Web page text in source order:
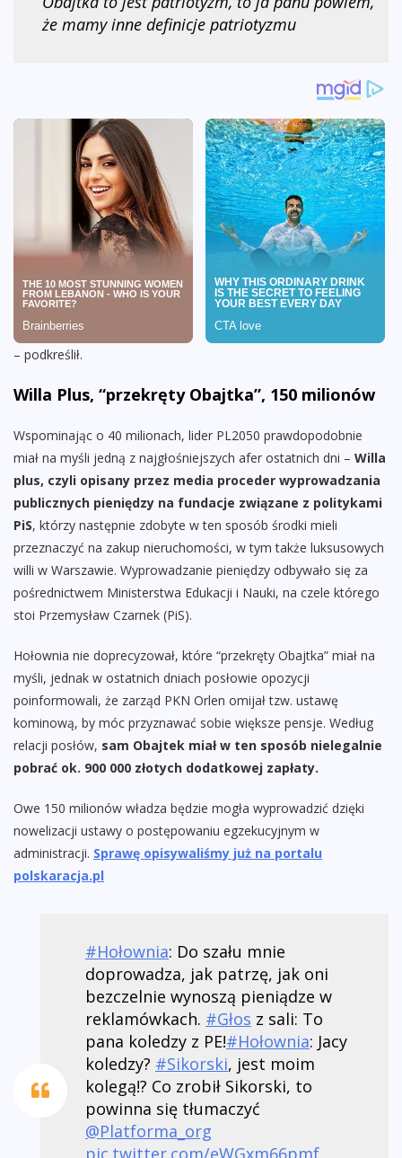
że mamy inne definicje patriotyzmu
– podkreślił.
Willa Plus, “przekręty Obajtka”, 150 milionów
Wspominając o 40 milionach, lider PL2050 prawdopodobnie
miał na myśli jedną z najgłośniejszych afer ostatnich dni – Willa
plus, czyli opisany przez media proceder wyprowadzania
publicznych pieniędzy na fundacje związane z politykami
PiS, którzy następnie zdobyte w ten sposób środki mieli
przeznaczyć na zakup nieruchomości, w tym także luksusowych
willi w Warszawie. Wyprowadzanie pieniędzy odbywało się za
pośrednictwem Ministerstwa Edukacji i Nauki, na czele którego
stoi Przemysław Czarnek (PiS).
Hołownia nie doprecyzował, które “przekręty Obajtka” miał na
myśli, jednak w ostatnich dniach posłowie opozycji
poinformowali, że zarząd PKN Orlen omijał tzw. ustawę
kominową, by móc przyznawać sobie większe pensje. Według
relacji posłów, sam Obajtek miał w ten sposób nielegalnie
pobrać ok. 900 000 złotych dodatkowej zapłaty.
Owe 150 milionów władza będzie mogła wyprowadzić dzięki
nowelizacji ustawy o postępowaniu egzekucyjnym w
administracji. Sprawę opisywaliśmy już na portalu
polskaracja.pl
#Hołownia: Do szału mnie
doprowadza, jak patrzę, jak oni
bezczelnie wynoszą pieniądze w
reklamówkach. #Głos z sali: To
pana koledzy z PE!#Hołownia: Jacy
koledzy? #Sikorski, jest moim
kolegą!? Co zrobił Sikorski, to
powinna się tłumaczyć
@Platforma_org
pic.twitter.com/eWGxm66pmf